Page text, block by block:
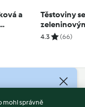
a
Těstoviny
4.3 (66)
mohl správně